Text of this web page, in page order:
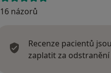
16 názorů
Recenze pacientů
zaplatit za